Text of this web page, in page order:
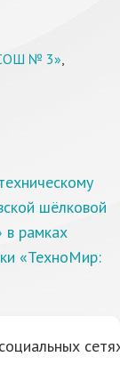
№ 3»,
шёлковой
в рамках
«ТехноМир: